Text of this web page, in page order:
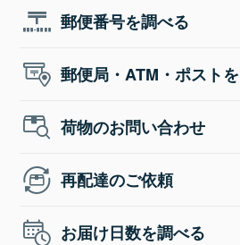
郵便番号を調べる
郵便局・ATM・ポスト
荷物のお問い合わせ
再配達のご依頼
お届け日数を調べる